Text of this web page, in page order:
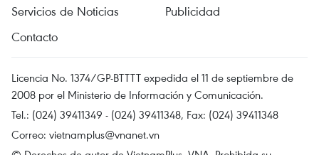
Servicios de Noticias
Publicidad
Contacto
Licencia No. 1374/GP-BTTTT expedida el 11 de septiembre de
2008 por el Ministerio de Información y Comunicación.
Tel.: (024) 39411349 - (024) 39411348, Fax: (024) 39411348
Correo: vietnamplus@vnanet.vn